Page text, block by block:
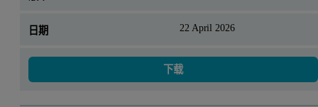
22 April 2026
下载